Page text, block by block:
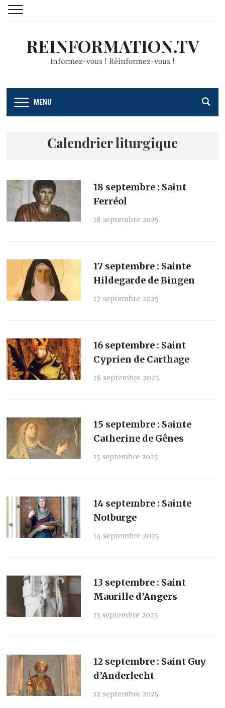
REINFORMATION.TV
Informez-vous ! Réinformez-vous !
MENU
Calendrier liturgique
18 septembre : Saint
Ferréol
18 septembre 2025
17 septembre : Sainte
Hildegarde de Bingen
17 septembre 2025
16 septembre : Saint
Cyprien de Carthage
16 septembre 2025
15 septembre : Sainte
Catherine de Gênes
15 septembre 2025
14 septembre : Sainte
Notburge
14 septembre 2025
13 septembre : Saint
Maurille d’Angers
13 septembre 2025
12 septembre : Saint Guy
d’Anderlecht
12 septembre 2025